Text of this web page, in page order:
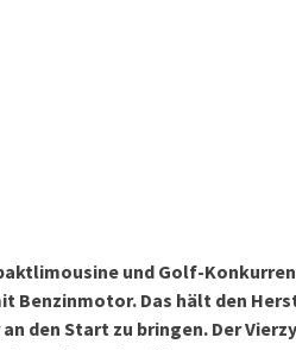
und Golf-
Benzinmotor. Das hält den
den Start zu bringen. Der